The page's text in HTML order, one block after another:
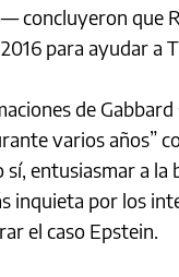
concluyeron que
para ayudar a
de Gabbard
varios años”
sí, entusiasmar a la
inquieta por los
el caso Epstein.